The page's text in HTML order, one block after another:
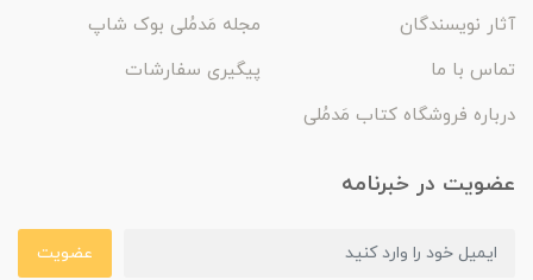
آثار نویسندگان
مجله مَدمُلی بوک شاپ
تماس با ما
پیگیری سفارشات
درباره فروشگاه کتاب مَدمُلی
عضویت در خبرنامه
عضویت